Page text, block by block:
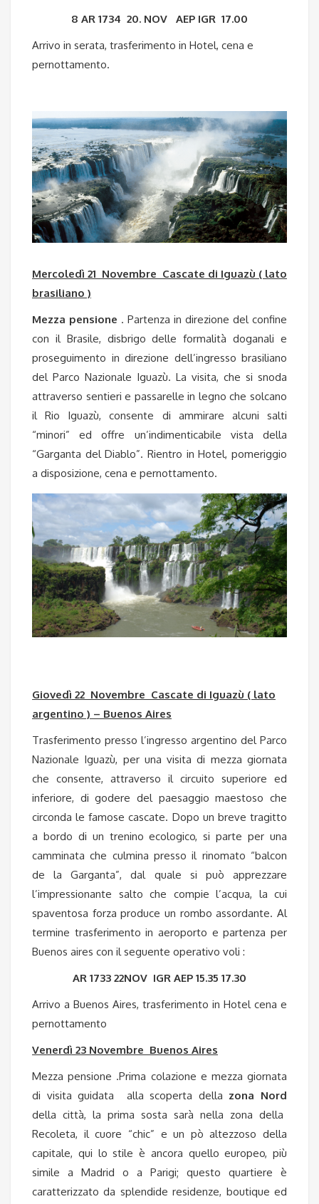
8 AR 1734 20. NOV AEP IGR 17.00
Arrivo in serata, trasferimento in Hotel, cena e
pernottamento.
Mercoledì 21 Novembre Cascate di Iguazù ( lato
brasiliano )
Mezza pensione . Partenza in direzione del confine
con il Brasile, disbrigo delle formalità doganali e
proseguimento in direzione dell’ingresso brasiliano
del Parco Nazionale Iguazù. La visita, che si snoda
attraverso sentieri e passarelle in legno che solcano
il Rio Iguazù, consente di ammirare alcuni salti
“minori” ed offre un’indimenticabile vista della
“Garganta del Diablo”. Rientro in Hotel, pomeriggio
a disposizione, cena e pernottamento.
Giovedì 22 Novembre Cascate di Iguazù ( lato
argentino ) – Buenos Aires
Trasferimento presso l’ingresso argentino del Parco
Nazionale Iguazù, per una visita di mezza giornata
che consente, attraverso il circuito superiore ed
inferiore, di godere del paesaggio maestoso che
circonda le famose cascate. Dopo un breve tragitto
a bordo di un trenino ecologico, si parte per una
camminata che culmina presso il rinomato “balcon
de la Garganta”, dal quale si può apprezzare
l’impressionante salto che compie l’acqua, la cui
spaventosa forza produce un rombo assordante. Al
termine trasferimento in aeroporto e partenza per
Buenos aires con il seguente operativo voli :
AR 1733 22NOV IGR AEP 15.35 17.30
Arrivo a Buenos Aires, trasferimento in Hotel cena e
pernottamento
Venerdì 23 Novembre Buenos Aires
Mezza pensione .Prima colazione e mezza giornata
di visita guidata alla scoperta della zona Nord
della città, la prima sosta sarà nella zona della
Recoleta, il cuore “chic” e un pò altezzoso della
capitale, qui lo stile è ancora quello europeo, più
simile a Madrid o a Parigi; questo quartiere è
caratterizzato da splendide residenze, boutique ed